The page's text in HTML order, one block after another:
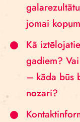
jomai
Kā
gadiem?
– kāda būs
nozari?